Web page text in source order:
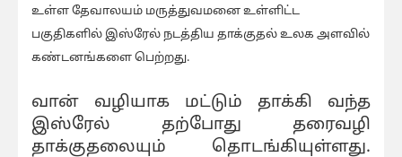
உள்ள தேவாலயம் மருத்துவமனை உள்ளிட்ட
பகுதிகளில் இஸ்ரேல் நடத்திய தாக்குதல் உலக அளவில்
கண்டனங்களை பெற்றது.
வான் வழியாக மட்டும் தாக்கி வந்த
இஸ்ரேல் தற்போது தரைவழி
தாக்குதலையும் தொடங்கியுள்ளது.